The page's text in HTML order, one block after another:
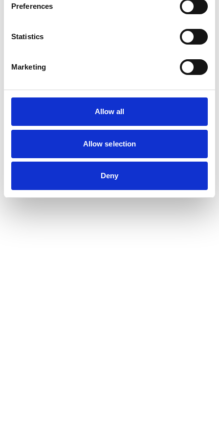
Preferences
Statistics
Marketing
Allow all
Allow selection
Deny